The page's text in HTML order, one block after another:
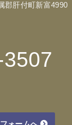
郡肝付町新富4990